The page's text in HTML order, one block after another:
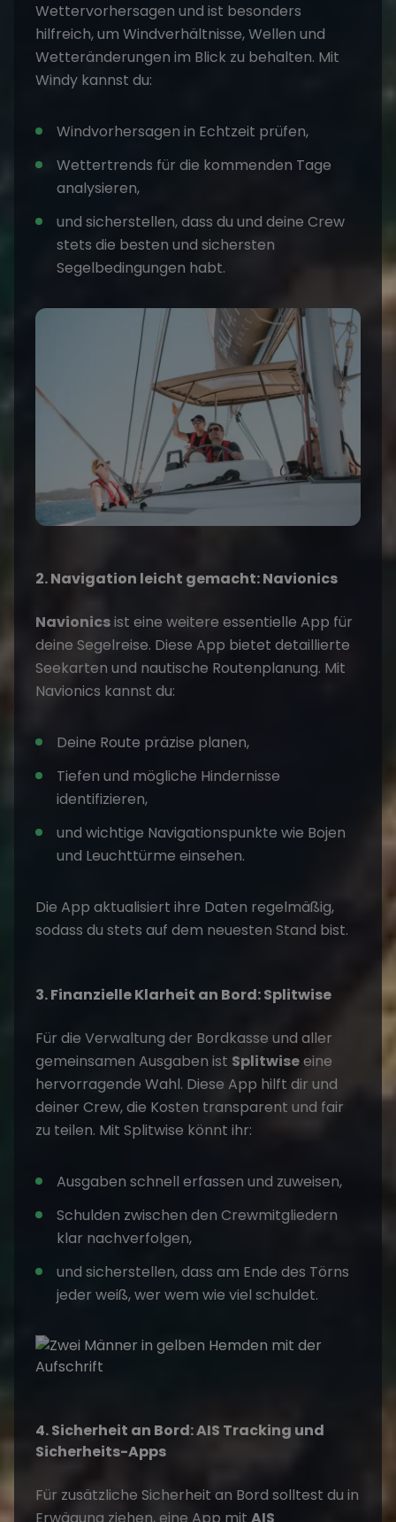
Wettervorhersagen und ist besonders
hilfreich, um Windverhältnisse, Wellen und
Wetteränderungen im Blick zu behalten. Mit
Windy kannst du:
Windvorhersagen in Echtzeit prüfen,
Wettertrends für die kommenden Tage
analysieren,
und sicherstellen, dass du und deine Crew
stets die besten und sichersten
Segelbedingungen habt.
2. Navigation leicht gemacht: Navionics
Navionicsist eine weitere essentielle App für
deine Segelreise. Diese App bietet detaillierte
Seekarten und nautische Routenplanung. Mit
Navionics kannst du:
Deine Route präzise planen,
Tiefen und mögliche Hindernisse
identifizieren,
und wichtige Navigationspunkte wie Bojen
und Leuchttürme einsehen.
Die App aktualisiert ihre Daten regelmäßig,
sodass du stets auf dem neuesten Stand bist.
3. Finanzielle Klarheit an Bord: Splitwise
Für die Verwaltung der Bordkasse und aller
gemeinsamen Ausgaben ist Splitwiseeine
hervorragende Wahl. Diese App hilft dir und
deiner Crew, die Kosten transparent und fair
zu teilen. Mit Splitwise könnt ihr:
Ausgaben schnell erfassen und zuweisen,
Schulden zwischen den Crewmitgliedern
klar nachverfolgen,
und sicherstellen, dass am Ende des Törns
jeder weiß, wer wem wie viel schuldet.
4. Sicherheit an Bord: AIS Tracking und
Sicherheits-Apps
Für zusätzliche Sicherheit an Bord solltest du in
Erwägung ziehen, eine App mit AIS